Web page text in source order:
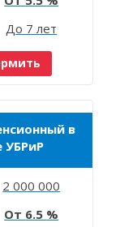
До 7 лет
в
УБРиР
2 000 000
6.5